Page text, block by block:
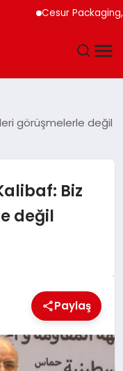
Cesur Packaging,
görüşmelerle değil
Biz
değil
Paylaş